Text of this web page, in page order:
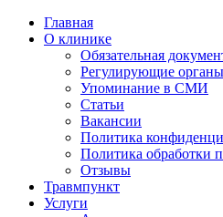
Главная
О клинике
Обязательная
Регулирующие органы
Упоминание в СМИ
Статьи
Вакансии
Политика
Политика обработки
Отзывы
Травмпункт
Услуги